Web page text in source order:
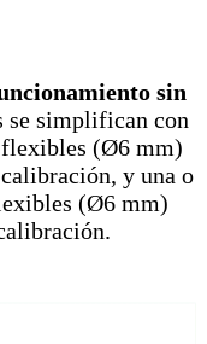
sin
se simplifican con
flexibles (Ø6 mm)
y una o
(Ø6 mm)